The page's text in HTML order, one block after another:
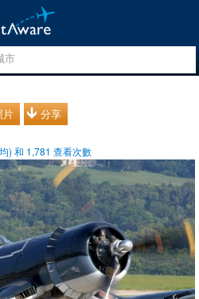
片 分享
) 和 1,781 查看次數